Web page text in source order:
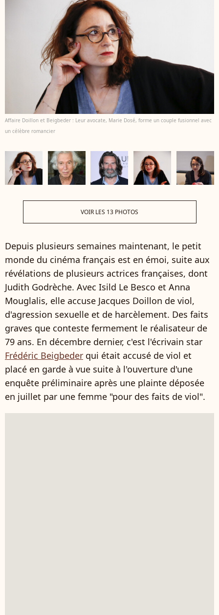
Affaire Doillon et Beigbeder : Leur avocate, Marie Dosé, forme un couple fusionnel avec
un célèbre romancier
VOIR LES 13 PHOTOS
Depuis plusieurs semaines maintenant, le petit
monde du cinéma français est en émoi, suite aux
révélations de plusieurs actrices françaises, dont
Judith Godrèche. Avec Isild Le Besco et Anna
Mouglalis, elle accuse Jacques Doillon de viol,
d'agression sexuelle et de harcèlement. Des faits
graves que conteste fermement le réalisateur de
79 ans. En décembre dernier, c'est l'écrivain star
Frédéric Beigbeder qui était accusé de viol et
placé en garde à vue suite à l'ouverture d'une
enquête préliminaire après une plainte déposée
en juillet par une femme "pour des faits de viol".